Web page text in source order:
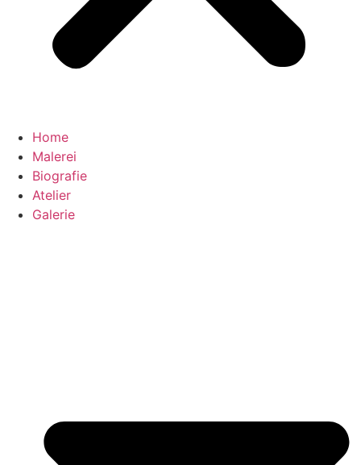
Home
Malerei
Biografie
Atelier
Galerie